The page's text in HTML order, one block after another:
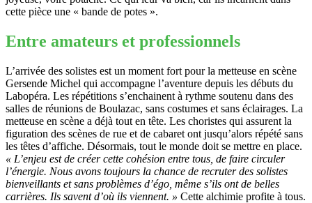
cette pièce une « bande de potes ».
Entre amateurs et professionnels
L’arrivée des solistes est un moment fort pour la metteuse en scène
Gersende Michel qui accompagne l’aventure depuis les débuts du
Labopéra. Les répétitions s’enchainent à rythme soutenu dans des
salles de réunions de Boulazac, sans costumes et sans éclairages. La
metteuse en scène a déjà tout en tête. Les choristes qui assurent la
figuration des scènes de rue et de cabaret ont jusqu’alors répété sans
les têtes d’affiche. Désormais, tout le monde doit se mettre en place.
« L’enjeu est de créer cette cohésion entre tous, de faire circuler
l’énergie. Nous avons toujours la chance de recruter des solistes
bienveillants et sans problèmes d’égo, même s’ils ont de belles
carrières. Ils savent d’où ils viennent. » Cette alchimie profite à tous.